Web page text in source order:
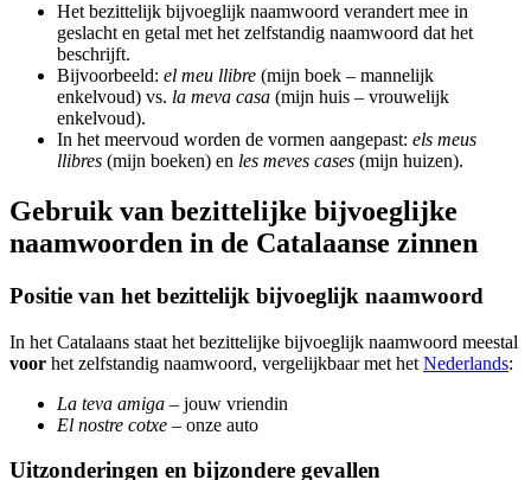
Het bezittelijk bijvoeglijk naamwoord verandert mee in
geslacht en getal met het zelfstandig naamwoord dat het
beschrijft.
Bijvoorbeeld: el meu llibre (mijn boek – mannelijk
enkelvoud) vs. la meva casa (mijn huis – vrouwelijk
enkelvoud).
In het meervoud worden de vormen aangepast: els meus
llibres (mijn boeken) en les meves cases (mijn huizen).
Gebruik van bezittelijke bijvoeglijke
naamwoorden in de Catalaanse zinnen
Positie van het bezittelijk bijvoeglijk naamwoord
In het Catalaans staat het bezittelijke bijvoeglijk naamwoord meestal
voor het zelfstandig naamwoord, vergelijkbaar met het Nederlands:
La teva amiga – jouw vriendin
El nostre cotxe – onze auto
Uitzonderingen en bijzondere gevallen